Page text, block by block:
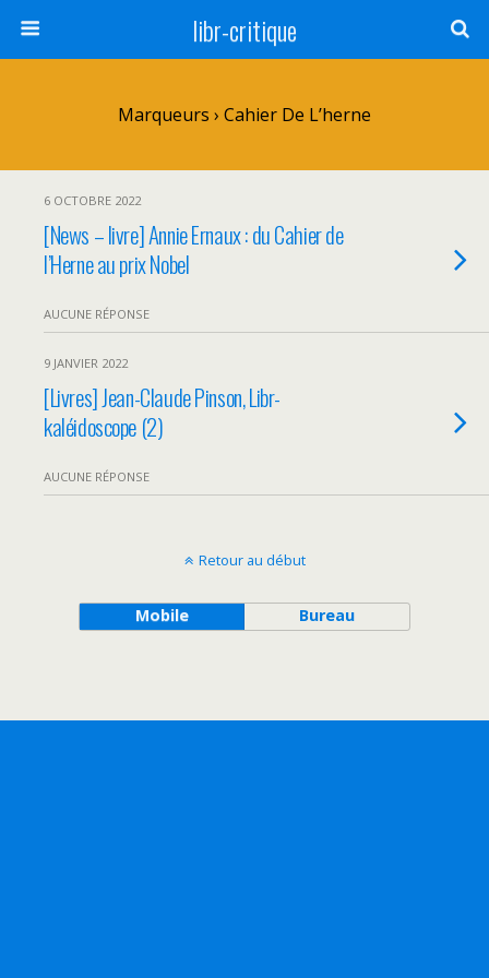
libr-critique
Marqueurs › Cahier De L’herne
6 OCTOBRE 2022
[News – livre] Annie Ernaux : du Cahier de
l’Herne au prix Nobel
AUCUNE RÉPONSE
9 JANVIER 2022
[Livres] Jean-Claude Pinson, Libr-
kaléidoscope (2)
AUCUNE RÉPONSE
Retour au début
Mobile Bureau